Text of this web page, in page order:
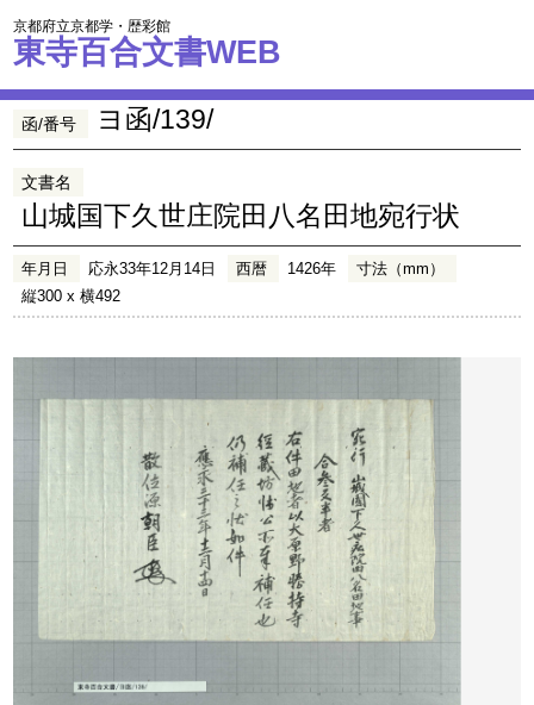
京都府立京都学・歴彩館
東寺百合文書WEB
函/番号 ヨ函/139/
文書名
山城国下久世庄院田八名田地宛行状
年月日 応永33年12月14日 西暦 1426年
寸法（mm）
縦300 x 横492